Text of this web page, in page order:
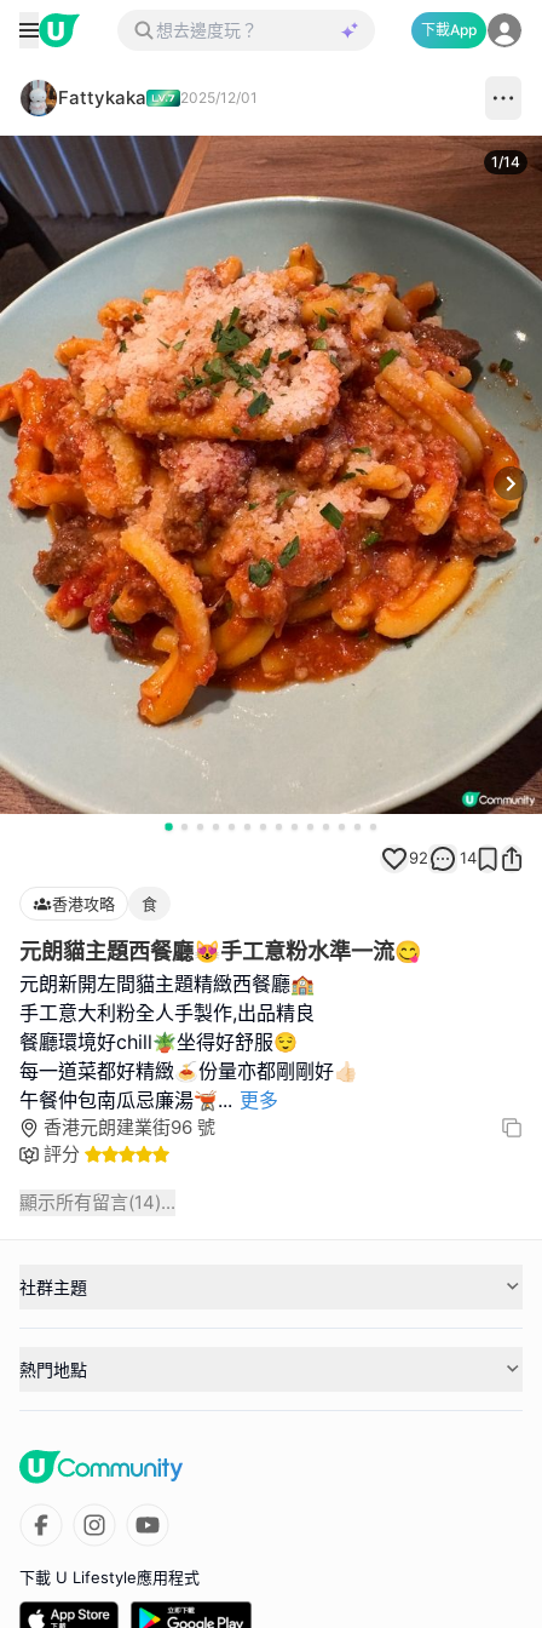
下載App
Fattykaka 2025/12/01
1/14
92 14
香港攻略 食
元朗貓主題西餐廳😻手工意粉水準一流😋
元朗新開左間貓主題精緻西餐廳🏫
手工意大利粉全人手製作,出品精良
餐廳環境好chill🪴坐得好舒服😌
每一道菜都好精緻🍝份量亦都剛剛好👍🏻
午餐仲包南瓜忌廉湯🫕... 更多
香港元朗建業街96 號
評分
顯示所有留言(14)...
社群主題
熱門地點
下載 U Lifestyle應用程式